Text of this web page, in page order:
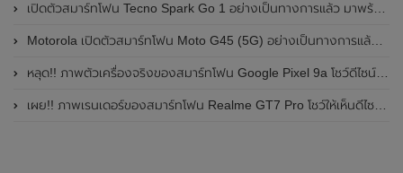
เปิดตัวสมาร์ทโฟน Tecno Spark Go 1 อย่างเป็นทางการแล้ว มาพร้อมหน้าจอแสดงผล LCD / 120Hz , แบตเตอรี่ 5,000mAh และใช้ชิปเซ็ต Unisoc
Motorola เปิดตัวสมาร์ทโฟน Moto G45 (5G) อย่างเป็นทางการแล้วในอินเดีย
หลุด!! ภาพตัวเครื่องจริงของสมาร์ทโฟน Google Pixel 9a โชว์ดีไซน์ใหม่ กล้องหลังแบนราบ ไม่มีกรอบของกล้องแล้ว
เผย!! ภาพเรนเดอร์ของสมาร์ทโฟน Realme GT7 Pro โชว์ให้เห็นดีไซน์ใหม่ พร้อมเผยรายละเอียดสเปกที่สำคัญบางส่วน